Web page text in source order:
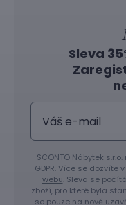
Sleva
SCONTO Nábytek
GDPR. Více se
webu. Sleva se
zboží, pro které byla
se pouze na nově